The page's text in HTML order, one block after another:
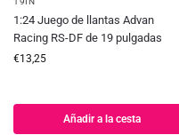
1:24 Juego de llantas Advan
Racing RS-DF de 19 pulgadas
€13,25
Añadir a la cesta